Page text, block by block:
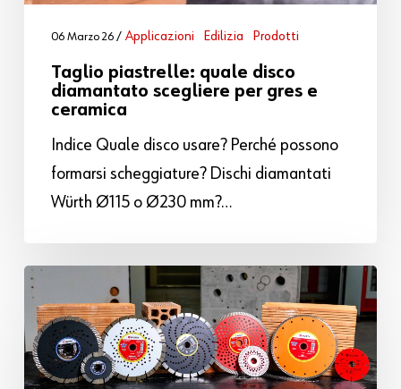
06 Marzo 26 Applicazioni Edilizia Prodotti
Taglio piastrelle: quale disco
diamantato scegliere per gres e
ceramica
Indice Quale disco usare? Perché possono
formarsi scheggiature? Dischi diamantati
Würth Ø115 o Ø230 mm?…